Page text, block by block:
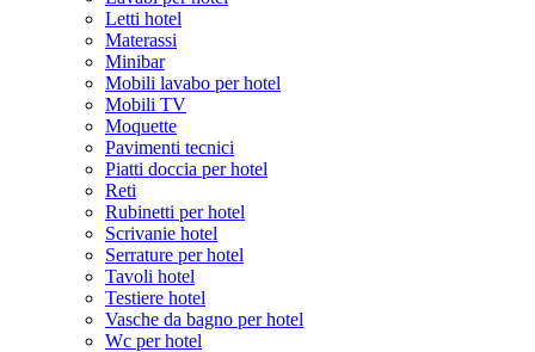
Letti hotel
Materassi
Minibar
Mobili lavabo per hotel
Mobili TV
Moquette
Pavimenti tecnici
Piatti doccia per hotel
Reti
Rubinetti per hotel
Scrivanie hotel
Serrature per hotel
Tavoli hotel
Testiere hotel
Vasche da bagno per hotel
Wc per hotel